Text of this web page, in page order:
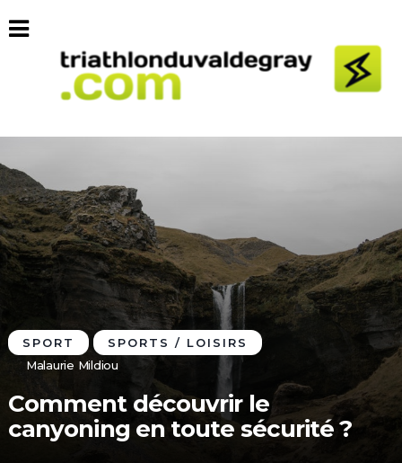
SPORT
SPORTS / LOISIRS
Malaurie Mildiou
Comment découvrir le
canyoning en toute sécurité ?